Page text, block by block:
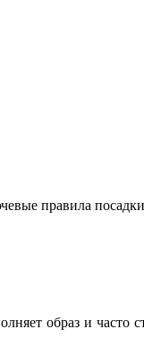
правила посадки
образ и часто